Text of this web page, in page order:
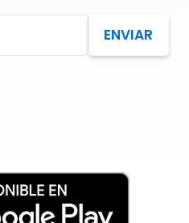
ENVIAR